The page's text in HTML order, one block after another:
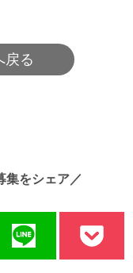
戻る
集をシェア／